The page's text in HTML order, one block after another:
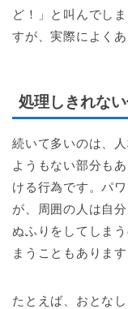
ど！」と叫んでし
すが、実際によく
処理しきれな
続いて多いのは、
ようもない部分も
ける行為です。パ
が、周囲の人は自
ぬふりをしてしま
まうこともあります
たとえば、おとな